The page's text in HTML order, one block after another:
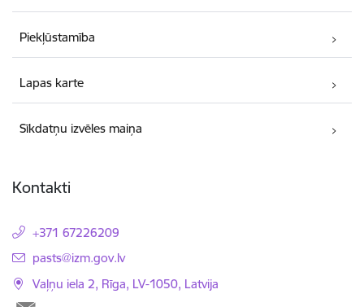
Piekļūstamība
Lapas karte
Sīkdatņu izvēles maiņa
Kontakti
+371 67226209
E-pasts:
pasts@izm.gov.lv
Vaļņu iela 2, Rīga, LV-1050, Latvija